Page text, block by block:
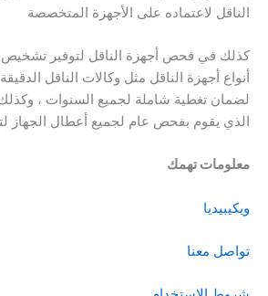
الناقل لاعتماده على الأجهزة المتخصصة
كذلك في فحص أجهزة الناقل لتوفير
أنواع أجهزة الناقل مثل وكالات الناقل
لضمان تغطية شاملة لجميع السنوات ،
الذي يقوم بفحص عام لجميع أعطال الجهاز
معلومات تهمك
ويكيبيديا
تواصل معنا